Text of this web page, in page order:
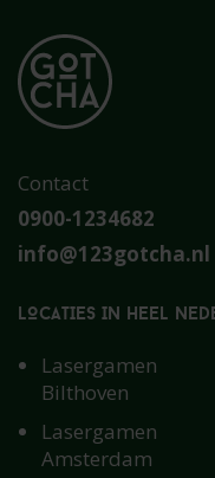
Contact
0900-1234682
info@123gotcha.nl
LOCATIES IN HEEL
Lasergamen
Bilthoven
Lasergamen
Amsterdam